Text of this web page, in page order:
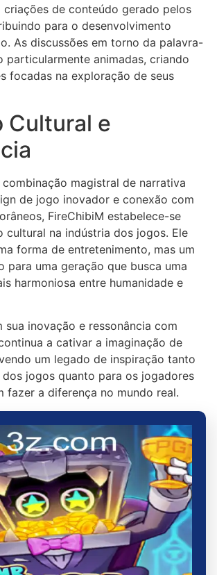
de conteúdo gerado pelos
para o desenvolvimento
As discussões em torno da palavra-
particularmente animadas, criando
focadas na exploração de seus
Cultural e
combinação magistral de narrativa
de jogo inovador e conexão com
FireChibiM estabelece-se
cultural na indústria dos jogos. Ele
forma de entretenimento, mas um
para uma geração que busca uma
harmoniosa entre humanidade e
sua inovação e ressonância com
a cativar a imaginação de
um legado de inspiração tanto
jogos quanto para os jogadores
fazer a diferença no mundo real.